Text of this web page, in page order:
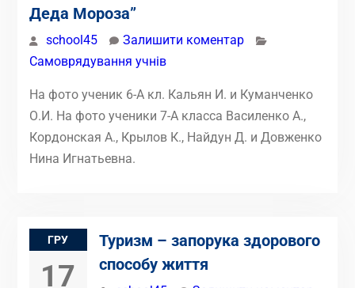
Деда Мороза”
school45
Залишити коментар
Самоврядування учнів
На фото ученик 6-А кл. Кальян И. и Куманченко
О.И. На фото ученики 7-А класса Василенко А.,
Кордонская А., Крылов К., Найдун Д. и Довженко
Нина Игнатьевна.
ГРУ
17
Туризм – запорука здорового
способу життя